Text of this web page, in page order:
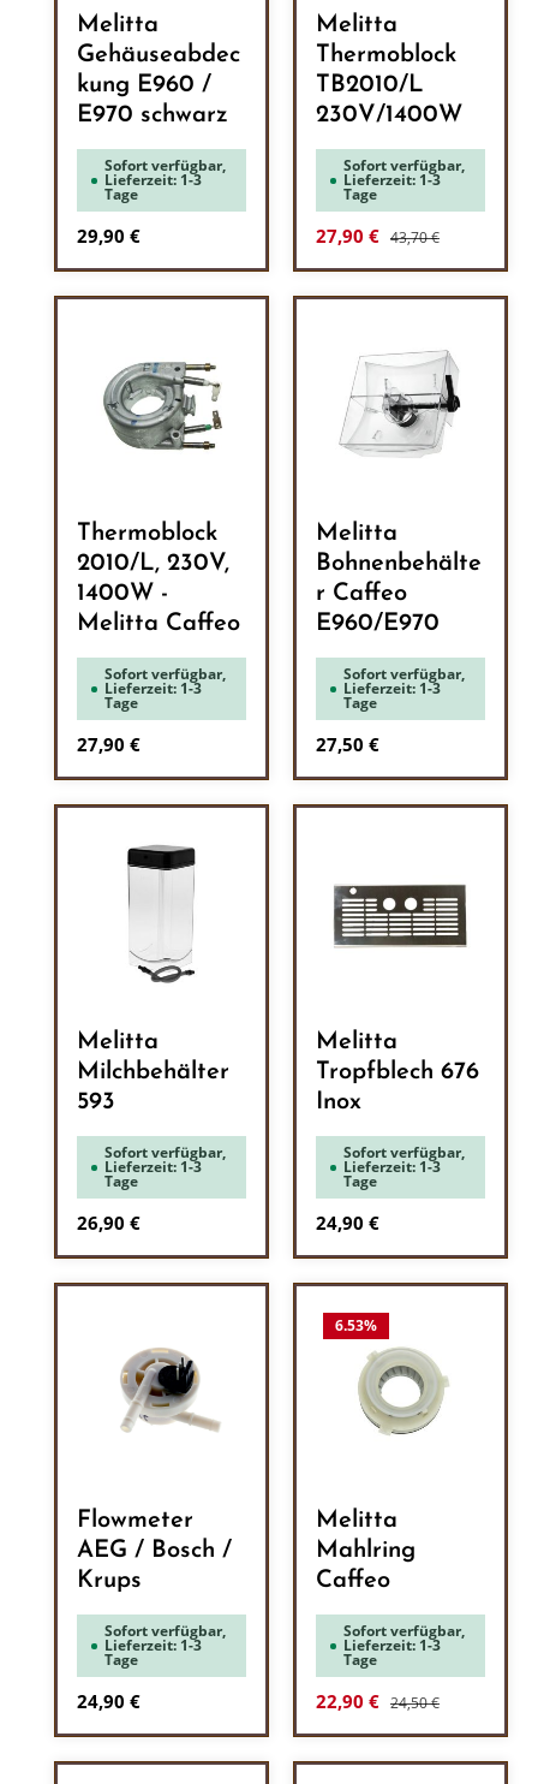
Melitta
Gehäuseabdec
kung E960 /
E970 schwarz
Sofort verfügbar,
Lieferzeit: 1-3
Tage
Regulärer Preis:
29,90 €
Melitta
Thermoblock
TB2010/L
230V/1400W
Sofort verfügbar,
Lieferzeit: 1-3
Tage
Verkaufspreis:
27,90 € Regulärer Preis:
43,70 €
Thermoblock
2010/L, 230V,
1400W -
Melitta Caffeo
Sofort verfügbar,
Lieferzeit: 1-3
Tage
Regulärer Preis:
27,90 €
Melitta
Bohnenbehälte
r Caffeo
E960/E970
Sofort verfügbar,
Lieferzeit: 1-3
Tage
Regulärer Preis:
27,50 €
Melitta
Milchbehälter
593
Sofort verfügbar,
Lieferzeit: 1-3
Tage
Regulärer Preis:
26,90 €
Melitta
Tropfblech 676
Inox
Sofort verfügbar,
Lieferzeit: 1-3
Tage
Regulärer Preis:
24,90 €
Flowmeter
AEG / Bosch /
Krups
Sofort verfügbar,
Lieferzeit: 1-3
Tage
Regulärer Preis:
24,90 €
6.53%
Melitta
Mahlring
Caffeo
Sofort verfügbar,
Lieferzeit: 1-3
Tage
Verkaufspreis:
22,90 € Regulärer Preis:
24,50 €